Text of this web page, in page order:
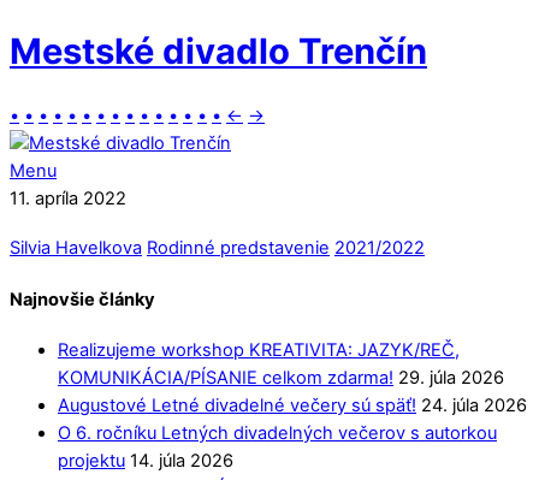
Mestské divadlo Trenčín
• • • • • • • • • • • • • • • ← →
Menu
11. apríla 2022
Silvia Havelkova Rodinné predstavenie 2021/2022
Najnovšie články
Realizujeme workshop KREATIVITA: JAZYK/REČ,
KOMUNIKÁCIA/PÍSANIE celkom zdarma! 29. júla 2026
Augustové Letné divadelné večery sú späť! 24. júla 2026
O 6. ročníku Letných divadelných večerov s autorkou
projektu 14. júla 2026